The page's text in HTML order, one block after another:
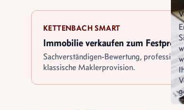
KETTENBACH SMART
Immobilie verkaufen zum
Sachverständigen-Bewertung,
klassische Maklerprovision.